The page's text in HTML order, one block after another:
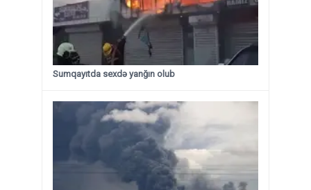
Sumqayıtda sexdə yanğın olub